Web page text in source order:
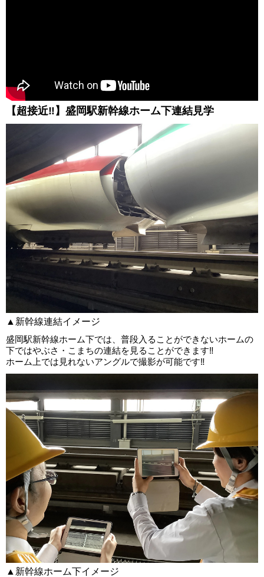
【超接近‼】盛岡駅新幹線ホーム下連結見学
▲新幹線連結イメージ
盛岡駅新幹線ホーム下では、普段入ることができないホームの
下ではやぶさ・こまちの連結を見ることができます‼
ホーム上では見れないアングルで撮影が可能です‼
▲新幹線ホーム下イメージ